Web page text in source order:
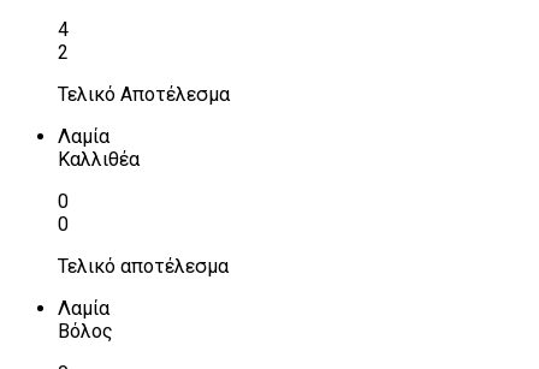
4
2
Τελικό Αποτέλεσμα
Λαμία
Καλλιθέα
0
0
Τελικό αποτέλεσμα
Λαμία
Βόλος